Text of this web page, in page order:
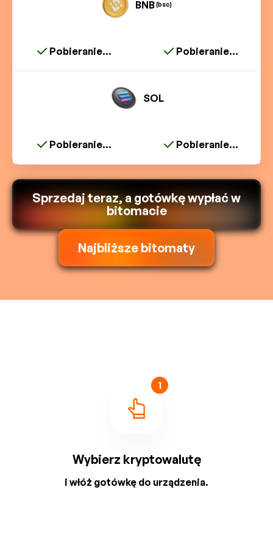
BNB(bsc)
Pobieranie... Pobieranie...
SOL
Pobieranie... Pobieranie...
Sprzedaj teraz, a gotówkę wypłać w
bitomacie
Najbliższe bitomaty
1
Wybierz kryptowalutę
i włóż gotówkę do urządzenia.